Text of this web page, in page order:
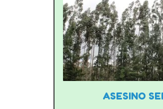
ASESINO